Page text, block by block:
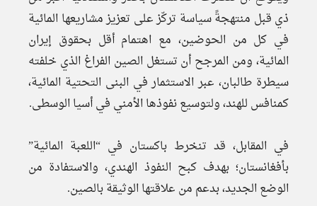
ذي قبل منتهجةً سياسة تركّز على تعزيز مشاريعها المائية
في كل من الحوضين، مع اهتمام أقل بحقوق إيران
المائية، ومن المرجح أن تستغل الصين الفراغ الذي خلفته
سيطرة طالبان، عبر الاستثمار في البنى التحتية المائية،
كمنافس للهند، ولتوسيع نفوذها الأمني في أسيا الوسطى.
في المقابل، قد تنخرط باكستان في “اللعبة المائية”
بأفغانستان؛ بهدف كبح النفوذ الهندي، والاستفادة من
الوضع الجديد، بدعم من علاقتها الوثيقة بالصين.